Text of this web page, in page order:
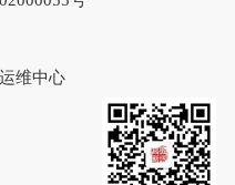
维中心